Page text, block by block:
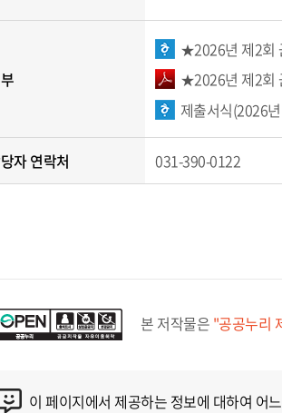
★2026년 제2회
★2026년 제2회
제출서식(2026
자 연락처 031-390-0122
본 저작물은 "공공누리
이 페이지에서 제공하는 정보에 대하여 어